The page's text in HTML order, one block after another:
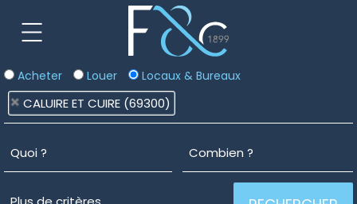
Acheter Louer Locaux & Bureaux
CALUIRE ET CUIRE (69300)